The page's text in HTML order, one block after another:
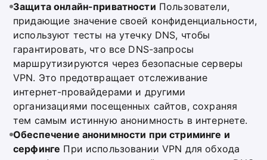
Защита онлайн-приватности Пользователи,
придающие значение своей конфиденциальности,
используют тесты на утечку DNS, чтобы
гарантировать, что все DNS-запросы
маршрутизируются через безопасные серверы
VPN. Это предотвращает отслеживание
интернет-провайдерами и другими
организациями посещенных сайтов, сохраняя
тем самым истинную анонимность в интернете.
Обеспечение анонимности при стриминге и
серфинге При использовании VPN для обхода